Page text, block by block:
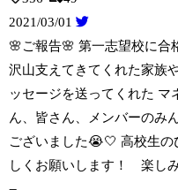
2021/03/01
🌸ご報告🌸 第一志望校に合
沢山支えてきてくれた家族
ッセージを送ってくれた マ
ん、皆さん、メンバーのみ
ございました😭🤍 高校生の
しくお願いします！ 楽し